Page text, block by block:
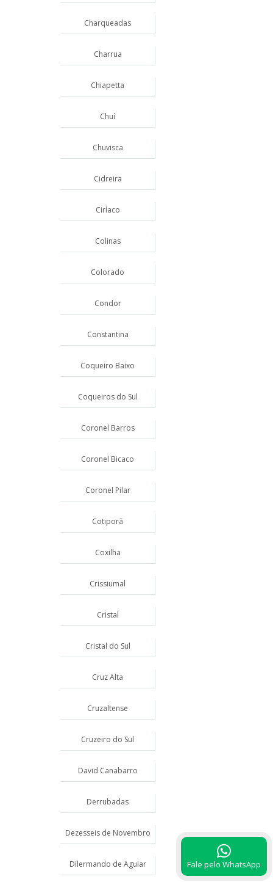
Charqueadas
Charrua
Chiapetta
Chuí
Chuvisca
Cidreira
Ciríaco
Colinas
Colorado
Condor
Constantina
Coqueiro Baixo
Coqueiros do Sul
Coronel Barros
Coronel Bicaco
Coronel Pilar
Cotiporã
Coxilha
Crissiumal
Cristal
Cristal do Sul
Cruz Alta
Cruzaltense
Cruzeiro do Sul
David Canabarro
Derrubadas
Dezesseis de Novembro
Dilermando de Aguiar Fale pelo WhatsApp